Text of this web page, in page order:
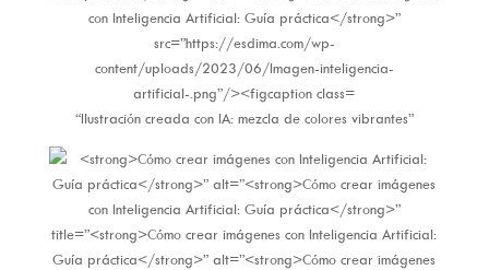
“Ilustración creada con IA: mezcla de colores vibrantes”